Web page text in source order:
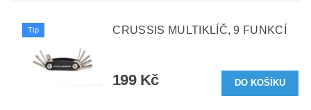
Tip CRUSSIS MULTIKLÍČ, 9 FUNKCÍ
199 Kč